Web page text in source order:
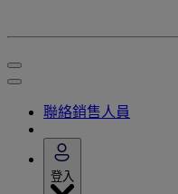
聯絡銷售人員
登入